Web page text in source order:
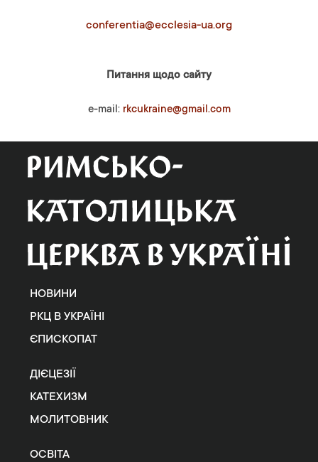
conferentia@ecclesia-ua.org
Питання щодо сайту
e-mail: rkcukraine@gmail.com
НОВИНИ
РКЦ В УКРАЇНІ
ЄПИСКОПАТ
ДІЄЦЕЗІЇ
КАТЕХИЗМ
МОЛИТОВНИК
ОСВІТА